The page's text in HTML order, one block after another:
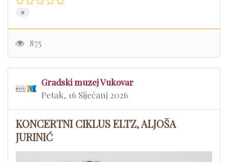
0
875
Gradski muzej Vukovar
Petak, 16 Siječanj 2026
KONCERTNI CIKLUS ELTZ, ALJOŠA
JURINIĆ